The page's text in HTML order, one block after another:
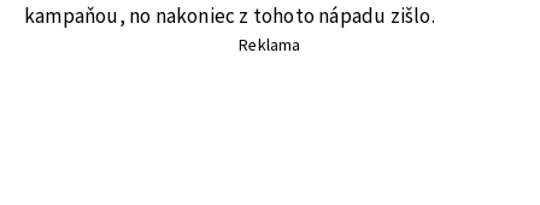
kampaňou, no nakoniec z tohoto nápadu zišlo.
Reklama